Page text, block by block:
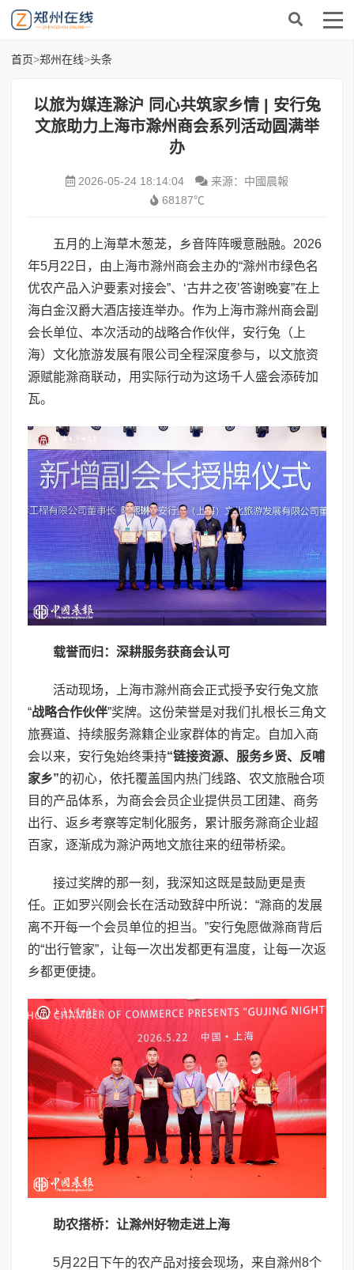
首页>郑州在线>头条
以旅为媒连滁沪 同心共筑家乡情 | 安行兔
文旅助力上海市滁州商会系列活动圆满举
办
2026-05-24 18:14:04
来源：中國晨報
68187℃
五月的上海草木葱茏，乡音阵阵暖意融融。2026
年5月22日，由上海市滁州商会主办的“滁州市绿色名
优农产品入沪要素对接会”、‘古井之夜’答谢晚宴”在上
海白金汉爵大酒店接连举办。作为上海市滁州商会副
会长单位、本次活动的战略合作伙伴，安行兔（上
海）文化旅游发展有限公司全程深度参与，以文旅资
源赋能滁商联动，用实际行动为这场千人盛会添砖加
瓦。
载誉而归：深耕服务获商会认可
活动现场，上海市滁州商会正式授予安行兔文旅
“战略合作伙伴”奖牌。这份荣誉是对我们扎根长三角文
旅赛道、持续服务滁籍企业家群体的肯定。自加入商
会以来，安行兔始终秉持“链接资源、服务乡贤、反哺
家乡”的初心，依托覆盖国内热门线路、农文旅融合项
目的产品体系，为商会会员企业提供员工团建、商务
出行、返乡考察等定制化服务，累计服务滁商企业超
百家，逐渐成为滁沪两地文旅往来的纽带桥梁。
接过奖牌的那一刻，我深知这既是鼓励更是责
任。正如罗兴刚会长在活动致辞中所说：“滁商的发展
离不开每一个会员单位的担当。”安行兔愿做滁商背后
的“出行管家”，让每一次出发都更有温度，让每一次返
乡都更便捷。
助农搭桥：让滁州好物走进上海
5月22日下午的农产品对接会现场，来自滁州8个